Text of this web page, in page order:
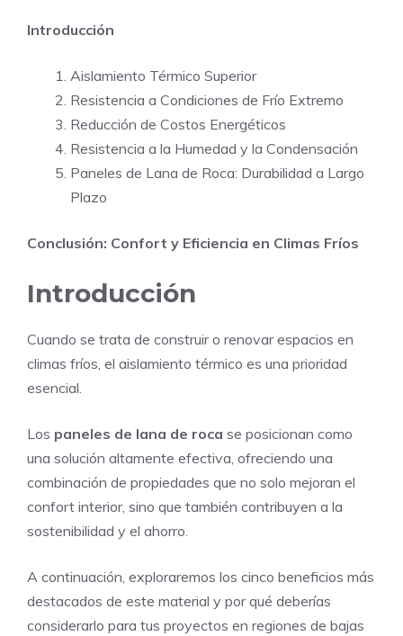
Introducción
Aislamiento Térmico Superior
Resistencia a Condiciones de Frío Extremo
Reducción de Costos Energéticos
Resistencia a la Humedad y la Condensación
Paneles de Lana de Roca: Durabilidad a Largo
Plazo
Conclusión: Confort y Eficiencia en Climas Fríos
Introducción
Cuando se trata de construir o renovar espacios en
climas fríos, el aislamiento térmico es una prioridad
esencial.
Los paneles de lana de roca se posicionan como
una solución altamente efectiva, ofreciendo una
combinación de propiedades que no solo mejoran el
confort interior, sino que también contribuyen a la
sostenibilidad y el ahorro.
A continuación, exploraremos los cinco beneficios más
destacados de este material y por qué deberías
considerarlo para tus proyectos en regiones de bajas